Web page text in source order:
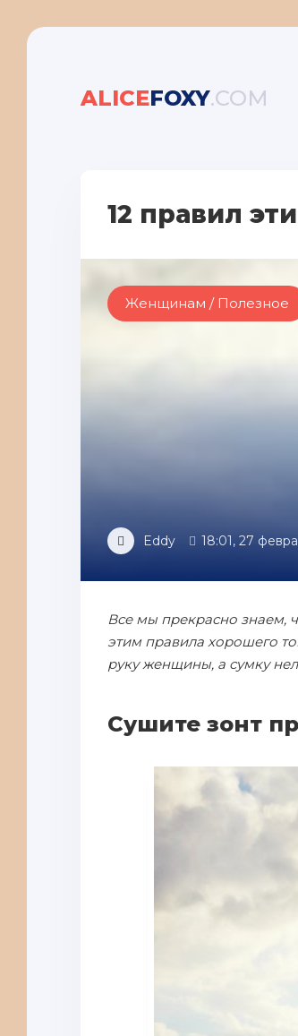
ALICEFOXY.COM
12 правил
Женщинам / Полезное
Eddy 18:01, 27
Все мы прекрасно знаем,
этим правила хорошего
руку женщины, а сумку
Сушите зонт